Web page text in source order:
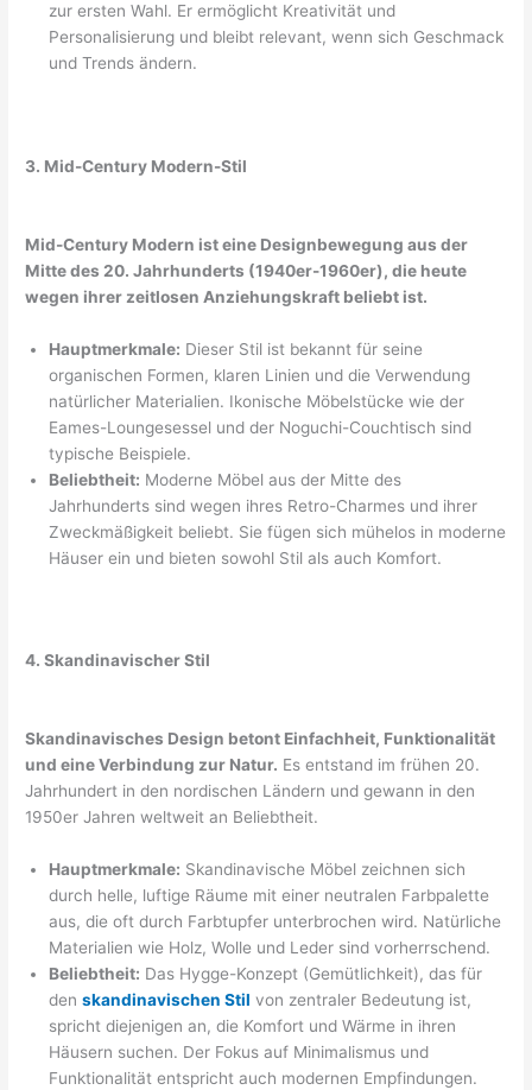
zur ersten Wahl. Er ermöglicht Kreativität und
Personalisierung und bleibt relevant, wenn sich Geschmack
und Trends ändern.
3. Mid-Century Modern-Stil
Mid-Century Modern ist eine Designbewegung aus der
Mitte des 20. Jahrhunderts (1940er-1960er), die heute
wegen ihrer zeitlosen Anziehungskraft beliebt ist.
Hauptmerkmale: Dieser Stil ist bekannt für seine
organischen Formen, klaren Linien und die Verwendung
natürlicher Materialien. Ikonische Möbelstücke wie der
Eames-Loungesessel und der Noguchi-Couchtisch sind
typische Beispiele.
Beliebtheit: Moderne Möbel aus der Mitte des
Jahrhunderts sind wegen ihres Retro-Charmes und ihrer
Zweckmäßigkeit beliebt. Sie fügen sich mühelos in moderne
Häuser ein und bieten sowohl Stil als auch Komfort.
4. Skandinavischer Stil
Skandinavisches Design betont Einfachheit, Funktionalität
und eine Verbindung zur Natur. Es entstand im frühen 20.
Jahrhundert in den nordischen Ländern und gewann in den
1950er Jahren weltweit an Beliebtheit.
Hauptmerkmale: Skandinavische Möbel zeichnen sich
durch helle, luftige Räume mit einer neutralen Farbpalette
aus, die oft durch Farbtupfer unterbrochen wird. Natürliche
Materialien wie Holz, Wolle und Leder sind vorherrschend.
Beliebtheit: Das Hygge-Konzept (Gemütlichkeit), das für
denskandinavischen Stil von zentraler Bedeutung ist,
spricht diejenigen an, die Komfort und Wärme in ihren
Häusern suchen. Der Fokus auf Minimalismus und
Funktionalität entspricht auch modernen Empfindungen.